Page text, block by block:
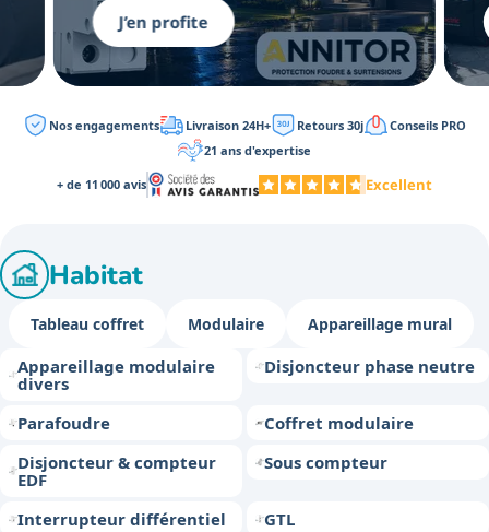
J’en profite
Nos engagements Livraison 24H+ Retours 30j
Conseils PRO
21 ans d'expertise
+ de 11 000 avis Excellent
Habitat
Tableau coffret Modulaire Appareillage mural
Appareillage modulaire
divers
Disjoncteur phase neutre
Parafoudre
Coffret modulaire
Disjoncteur & compteur
EDF
Sous compteur
Interrupteur différentiel
GTL